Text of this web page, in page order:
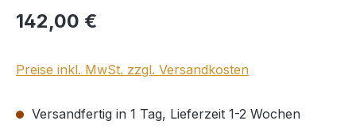
Regulärer Preis:
142,00 €
Preise inkl. MwSt. zzgl. Versandkosten
Versandfertig in 1 Tag, Lieferzeit 1-2 Wochen